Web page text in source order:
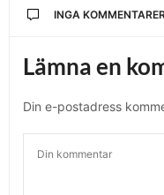
INGA KOMMENTARER
Lämna en
Din e-postadress